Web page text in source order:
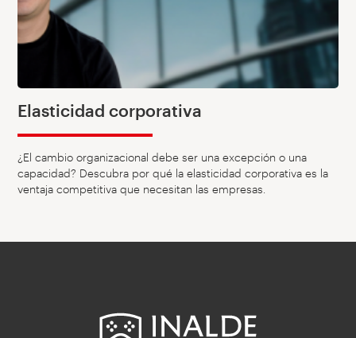
Elasticidad corporativa
¿El cambio organizacional debe ser una excepción o una
capacidad? Descubra por qué la elasticidad corporativa es la
ventaja competitiva que necesitan las empresas.